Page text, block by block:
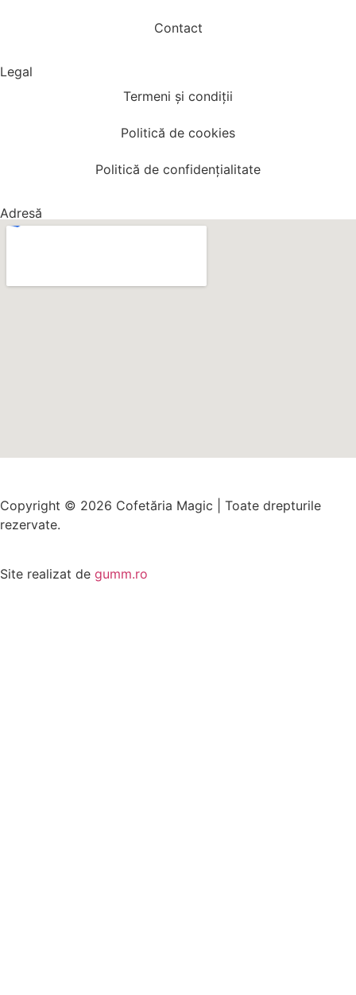
Contact
Legal
Termeni și condiții
Politică de cookies
Politică de confidențialitate
Adresă
Copyright © 2026 Cofetăria Magic | Toate drepturile
rezervate.
Site realizat de gumm.ro